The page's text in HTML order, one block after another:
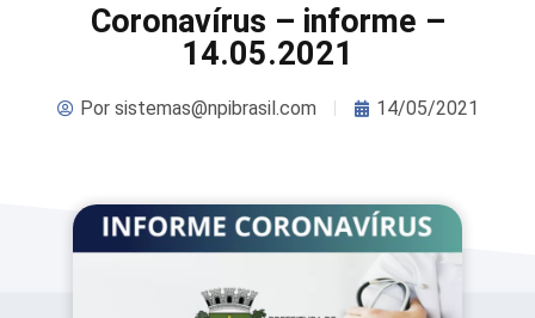
Coronavírus – informe –
14.05.2021
Porsistemas@npibrasil.com 14/05/2021